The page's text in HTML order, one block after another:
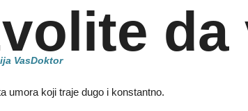
da
VasDoktor
umora koji traje dugo i konstantno.